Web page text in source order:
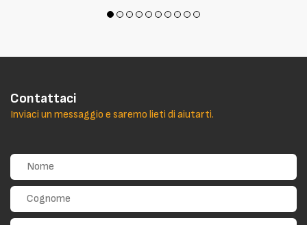
Contattaci
Inviaci un messaggio e saremo lieti di aiutarti.